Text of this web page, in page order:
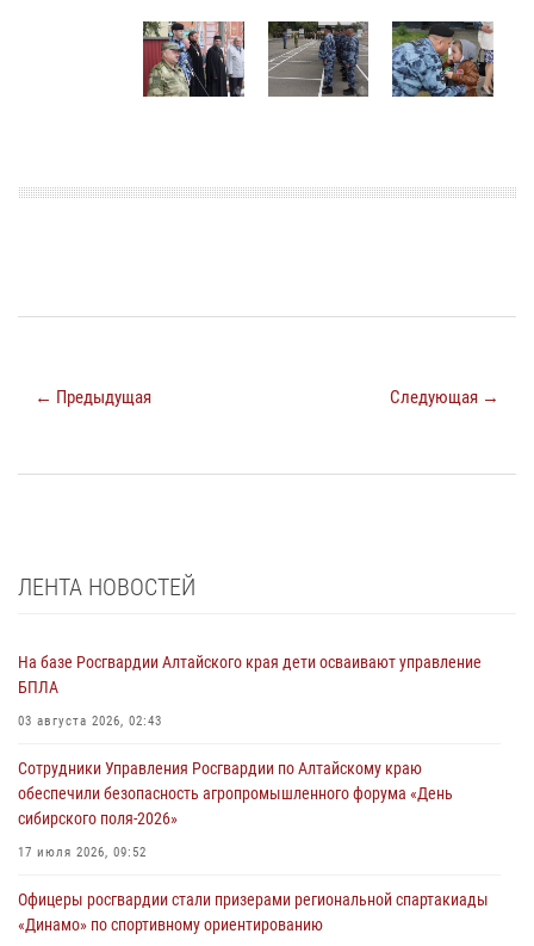
← Предыдущая Следующая →
ЛЕНТА НОВОСТЕЙ
На базе Росгвардии Алтайского края дети осваивают управление
БПЛА
03 августа 2026, 02:43
Сотрудники Управления Росгвардии по Алтайскому краю
обеспечили безопасность агропромышленного форума «День
сибирского поля-2026»
17 июля 2026, 09:52
Офицеры росгвардии стали призерами региональной спартакиады
«Динамо» по спортивному ориентированию